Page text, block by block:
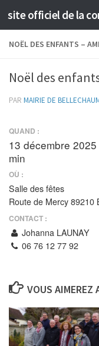
Skip to content
NOËL DES ENFANTS –
Noël des
PAR MAIRIE DE
QUAND :
13 décembre
min
OÙ :
Salle des fêtes
Route de Mercy 89210
CONTACT :
Johanna LAUNAY
06 76 12 77 92
VOUS AIMEREZ